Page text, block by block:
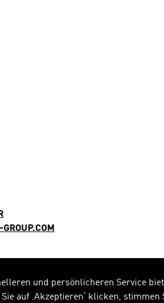
und persönlicheren Service
auf ‚Akzeptieren‘ klicken,